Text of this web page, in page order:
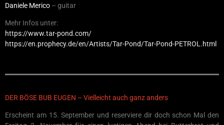
Daniele Merico – guitar
Mehr Infos unter:
https://www.tar-pond.com/
https://en.prophecy.de/en/Artists/Tar-Pond/Tar-Pond-PETROL.html
DER BÖSE BUB EUGEN – Vielleicht auch ganz anders
Erscheint am 15. September und reserviere dir doch schon Mal den